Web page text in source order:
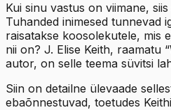
Kui sinu vastus on viimane,
Tuhanded inimesed tunnevad
raisatakse koosolekutele, mis
nii on? J. Elise Keith, raamatu
autor, on selle teema süvitsi
Siin on detailne ülevaade
ebaõnnestuvad, toetudes